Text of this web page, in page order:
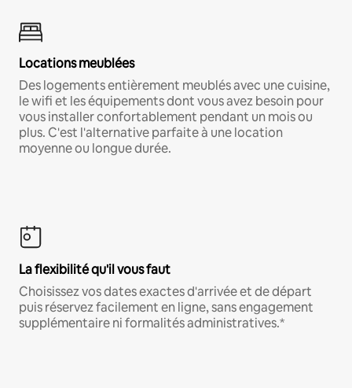
Locations meublées
Des logements entièrement meublés avec une cuisine,
le wifi et les équipements dont vous avez besoin pour
vous installer confortablement pendant un mois ou
plus. C'est l'alternative parfaite à une location
moyenne ou longue durée.
La flexibilité qu'il vous faut
Choisissez vos dates exactes d'arrivée et de départ
puis réservez facilement en ligne, sans engagement
supplémentaire ni formalités administratives.*